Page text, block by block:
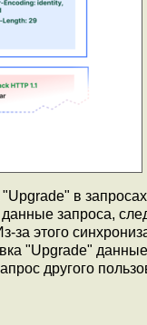
в
данные запроса,
за этого
"Upgrade"
другого